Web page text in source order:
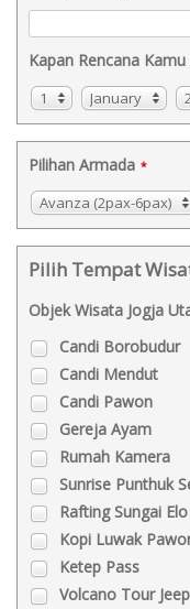
Kapan Rencana
1 January
Pilihan Armada *
Avanza (2pax-6pax)
Pilih Tempat
Objek Wisata Jogja
Candi Borobudur
Candi Mendut
Candi Pawon
Gereja Ayam
Rumah Kamera
Sunrise Punthuk
Rafting Sungai Elo
Kopi Luwak
Ketep Pass
Volcano Tour